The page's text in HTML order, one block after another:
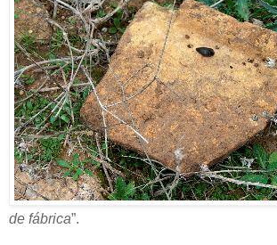
de fábrica”.